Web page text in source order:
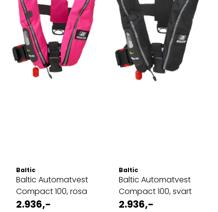
Baltic
Baltic Automatvest
Compact 100, rosa
2.936,-
Baltic
Baltic Automatvest
Compact 100, svart
2.936,-